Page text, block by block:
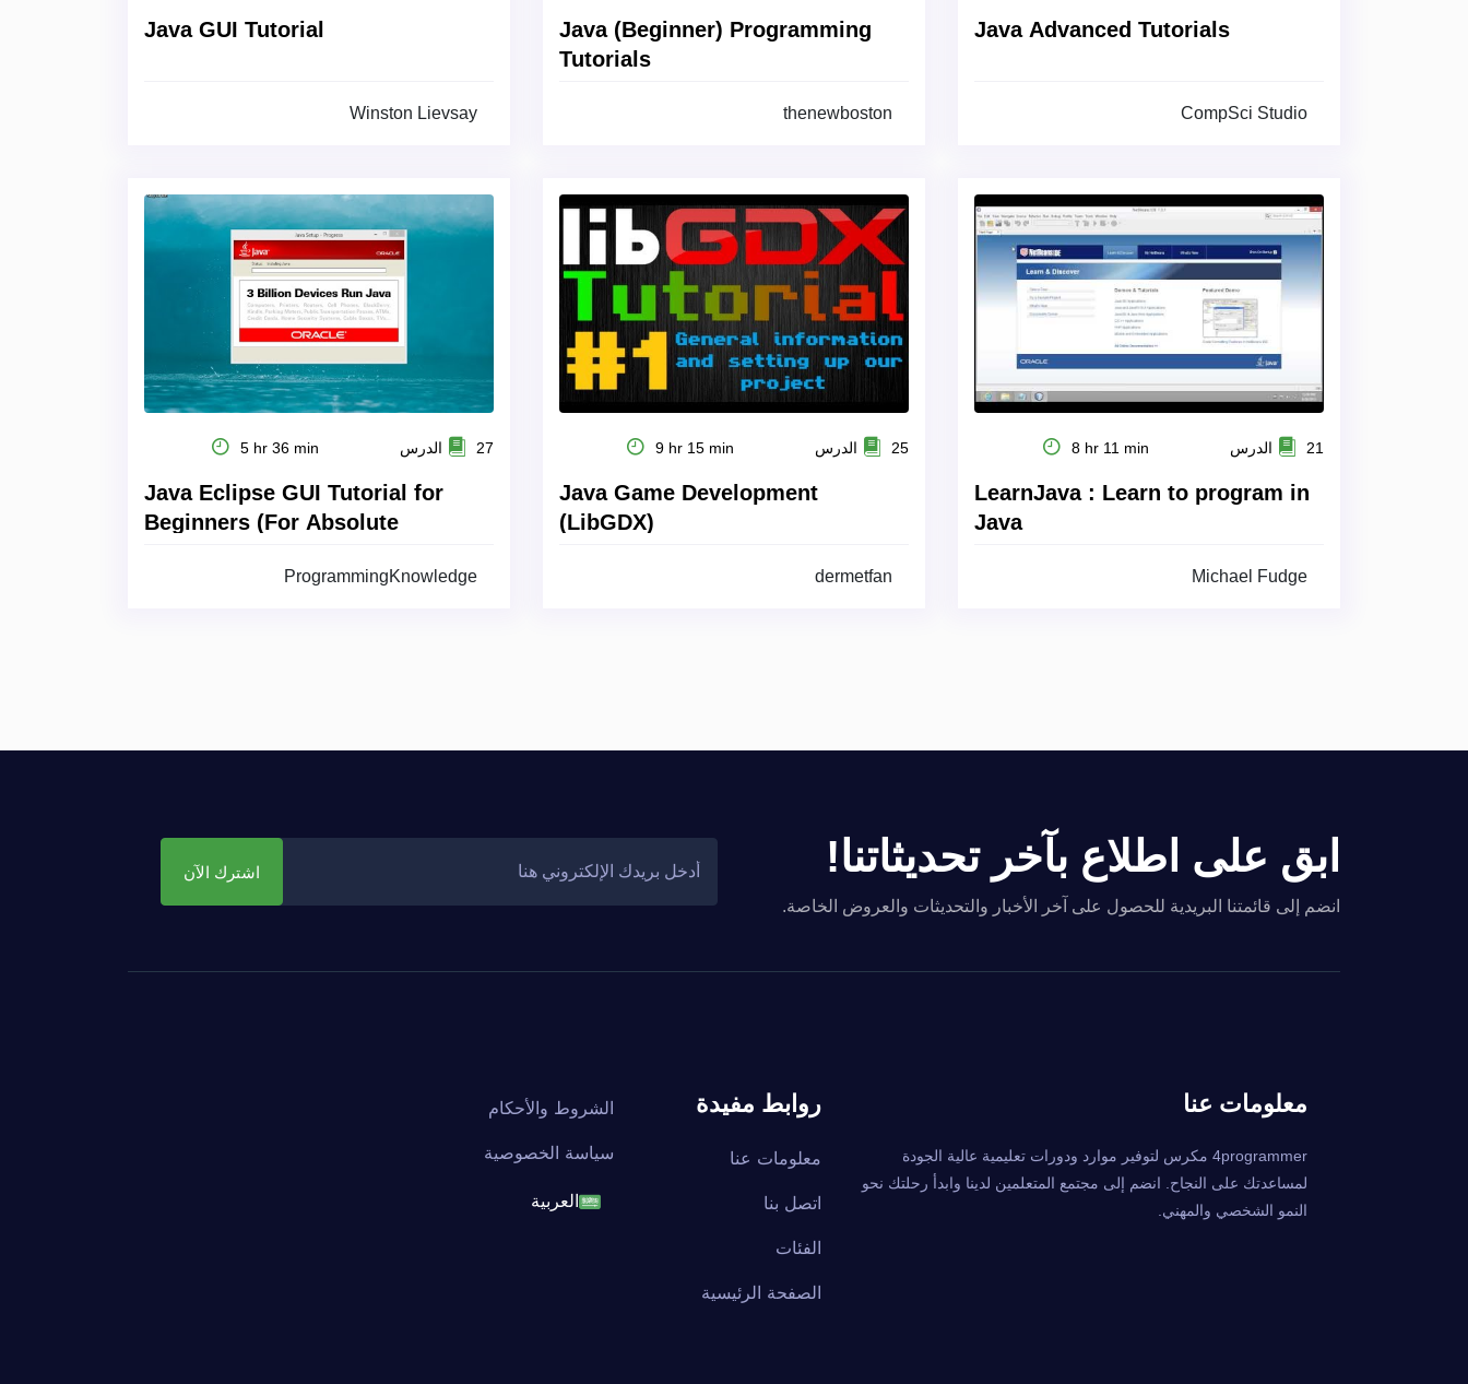
Java Advanced Tutorials
CompSci Studio
Java (Beginner) Programming
Tutorials
thenewboston
Java GUI Tutorial
Winston Lievsay
21 الدرس 8 hr 11 min
LearnJava : Learn to program in
Java
Michael Fudge
25 الدرس 9 hr 15 min
Java Game Development
(LibGDX)
dermetfan
27 الدرس 5 hr 36 min
Java Eclipse GUI Tutorial for
Beginners (For Absolute
ProgrammingKnowledge
ابق على اطلاع بآخر تحديثاتنا!
انضم إلى قائمتنا البريدية للحصول على آخر الأخبار والتحديثات والعروض الخاصة.
اشترك الآن
معلومات عنا
4programmer مكرس لتوفير موارد ودورات تعليمية عالية الجودة
لمساعدتك على النجاح. انضم إلى مجتمع المتعلمين لدينا وابدأ رحلتك نحو
النمو الشخصي والمهني.
روابط مفيدة
معلومات عنا
اتصل بنا
الفئات
الصفحة الرئيسية
الشروط والأحكام
سياسة الخصوصية
العربية